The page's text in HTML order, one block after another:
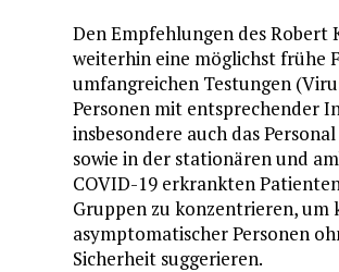
Den Empfehlungen des
weiterhin eine möglichst frühe
umfangreichen Testungen
Personen mit entsprechender
insbesondere auch das
sowie in der stationären und
COVID-19 erkrankten
Gruppen zu konzentrieren, um
asymptomatischer Personen
Sicherheit suggerieren.